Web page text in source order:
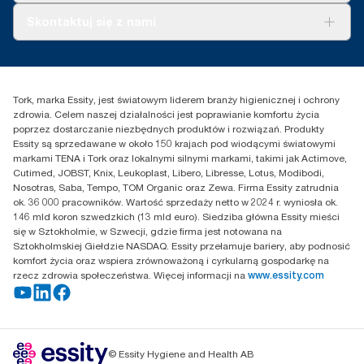
Reklamacja produktu
Przedstawiciele handlowi
Puławska 180
02-670 Warszawa
Polska
Tork, marka Essity, jest światowym liderem branży higienicznej i ochrony
zdrowia. Celem naszej działalności jest poprawianie komfortu życia
poprzez dostarczanie niezbędnych produktów i rozwiązań. Produkty
Essity są sprzedawane w około 150 krajach pod wiodącymi światowymi
markami TENA i Tork oraz lokalnymi silnymi markami, takimi jak Actimove,
Cutimed, JOBST, Knix, Leukoplast, Libero, Libresse, Lotus, Modibodi,
Nosotras, Saba, Tempo, TOM Organic oraz Zewa. Firma Essity zatrudnia
ok. 36 000 pracowników. Wartość sprzedaży netto w 2024 r. wyniosła ok.
146 mld koron szwedzkich (13 mld euro). Siedziba główna Essity mieści
się w Sztokholmie, w Szwecji, gdzie firma jest notowana na
Sztokholmskiej Giełdzie NASDAQ. Essity przełamuje bariery, aby podnosić
komfort życia oraz wspiera zrównoważoną i cyrkularną gospodarkę na
rzecz zdrowia społeczeństwa. Więcej informacji na www.essity.com
© Essity Hygiene and Health AB